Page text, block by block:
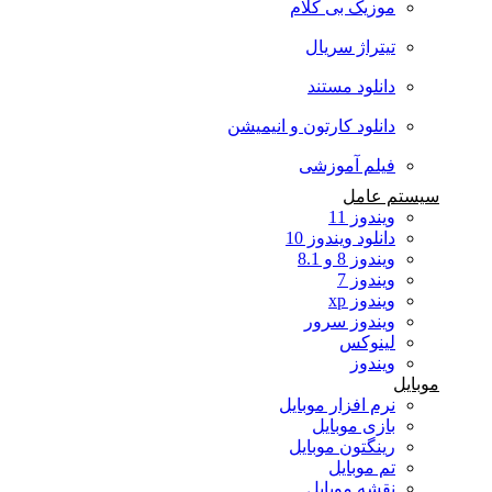
موزیک بی کلام
تیتراژ سریال
دانلود مستند
دانلود کارتون و انیمیشن
فیلم آموزشی
سیستم عامل
ویندوز 11
دانلود ویندوز 10
ویندوز 8 و 8.1
ویندوز 7
ویندوز xp
ویندوز سرور
لینوکس
ویندوز
نرم افزار موبایل
بازی موبایل
رینگتون موبایل
تم موبایل
نقشه موبایل